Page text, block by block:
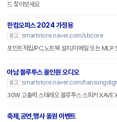
드 찾아보세요
한컴오피스 2024 가정용
광고 smartstore.naver.com/sbcore
포인트적립/PC,노트북 설치/이메일 또는 MLP
아남 블루투스 올인원 오디오
광고 smartstore.naver.com/
30W 고출력 스테레오 블루투스 스피커 XAVE
축제,공연,행사 올원 이벤트